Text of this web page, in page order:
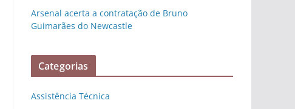
Arsenal acerta a contratação de Bruno
Guimarães do Newcastle
Categorias
Assistência Técnica